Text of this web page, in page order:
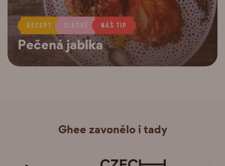
RECEPT SLADKÉ NÁŠ TIP
Pečená jablka
Ghee zavonělo i tady